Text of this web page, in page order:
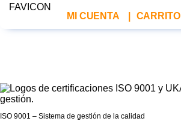
MI CUENTA CARRITO
ISO 9001 – Sistema de gestión de la calidad